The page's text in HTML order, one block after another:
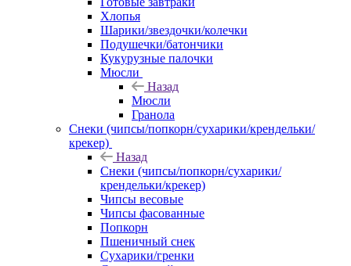
Хлопья
Шарики/звездочки/колечки
Подушечки/батончики
Кукурузные палочки
Мюсли
Назад
Мюсли
Гранола
Снеки (чипсы/попкорн/сухарики/крендельки/
крекер)
Назад
Снеки (чипсы/попкорн/сухарики/
крендельки/крекер)
Чипсы весовые
Чипсы фасованные
Попкорн
Пшеничный снек
Сухарики/гренки